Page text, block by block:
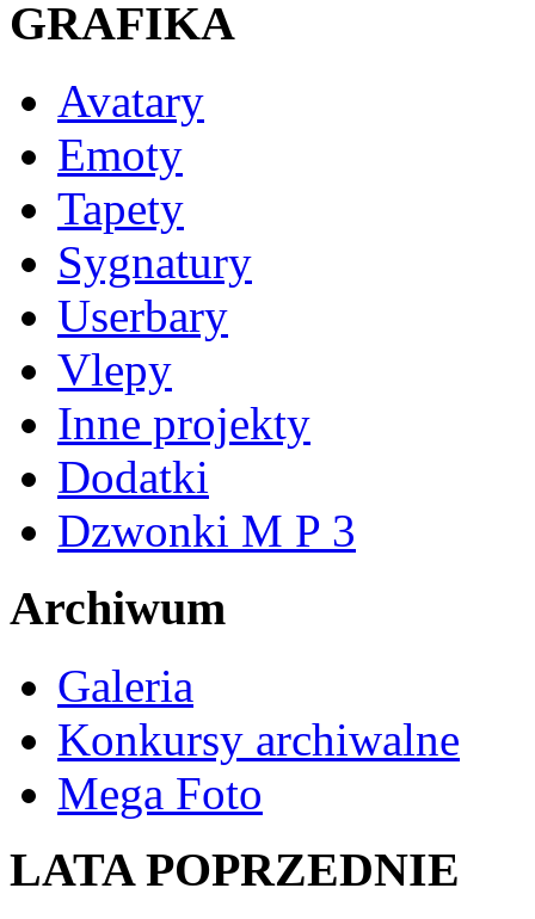
GRAFIKA
Avatary
Emoty
Tapety
Sygnatury
Userbary
Vlepy
Inne projekty
Dodatki
Dzwonki M P 3
Archiwum
Galeria
Konkursy archiwalne
Mega Foto
LATA POPRZEDNIE